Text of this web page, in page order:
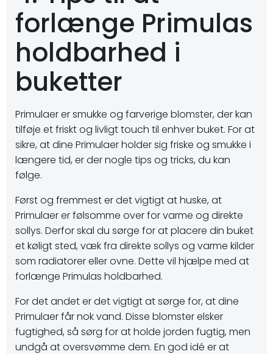
forlænge Primulas
holdbarhed i
buketter
Primulaer er smukke og farverige blomster, der kan
tilføje et friskt og livligt touch til enhver buket. For at
sikre, at dine Primulaer holder sig friske og smukke i
længere tid, er der nogle tips og tricks, du kan
følge.
Først og fremmest er det vigtigt at huske, at
Primulaer er følsomme over for varme og direkte
sollys. Derfor skal du sørge for at placere din buket
et køligt sted, væk fra direkte sollys og varme kilder
som radiatorer eller ovne. Dette vil hjælpe med at
forlænge Primulas holdbarhed.
For det andet er det vigtigt at sørge for, at dine
Primulaer får nok vand. Disse blomster elsker
fugtighed, så sørg for at holde jorden fugtig, men
undgå at oversvømme dem. En god idé er at